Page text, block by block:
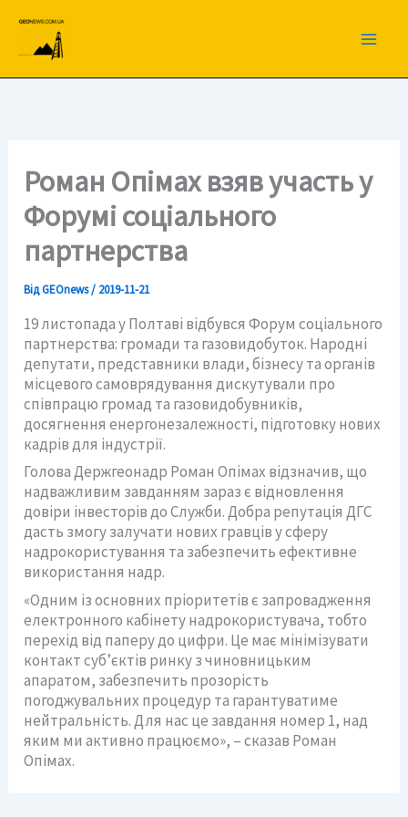
вмісту
Роман Опімах взяв участь у
Форумі соціального
партнерства
ВідGEOnews/ 2019-11-21
19 листопада у Полтаві відбувся Форум соціального
партнерства: громади та газовидобуток. Народні
депутати, представники влади, бізнесу та органів
місцевого самоврядування дискутували про
співпрацю громад та газовидобувників,
досягнення енергонезалежності, підготовку нових
кадрів для індустрії.
Голова Держгеонадр Роман Опімах відзначив, що
надважливим завданням зараз є відновлення
довіри інвесторів до Служби. Добра репутація ДГС
дасть змогу залучати нових гравців у сферу
надрокористування та забезпечить ефективне
використання надр.
«Одним із основних пріоритетів є запровадження
електронного кабінету надрокористувача, тобто
перехід від паперу до цифри. Це має мінімізувати
контакт суб’єктів ринку з чиновницьким
апаратом, забезпечить прозорість
погоджувальних процедур та гарантуватиме
нейтральність. Для нас це завдання номер 1, над
яким ми активно працюємо», – сказав Роман
Опімах.